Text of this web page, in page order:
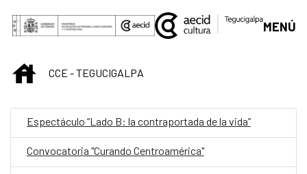
Saltar al contenido principal
MENÚ
INICIOCCE - TEGUCIGALPA
Espectáculo “Lado B: la contraportada de la vida”
Convocatoria "Curando Centroamérica"